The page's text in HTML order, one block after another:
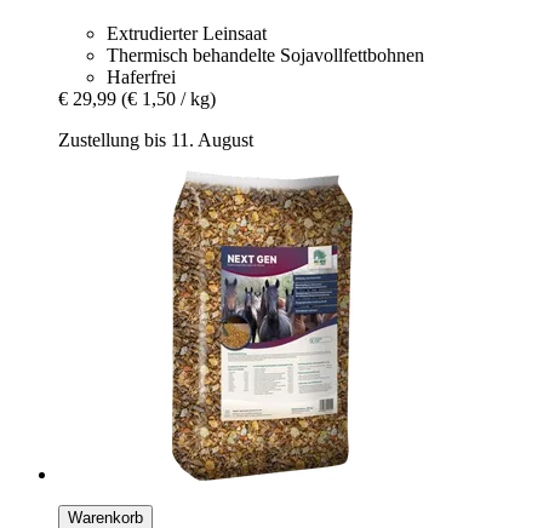
Extrudierter Leinsaat
Thermisch behandelte Sojavollfettbohnen
Haferfrei
€ 29,99 (€ 1,50 / kg)
Zustellung bis 11. August
Warenkorb